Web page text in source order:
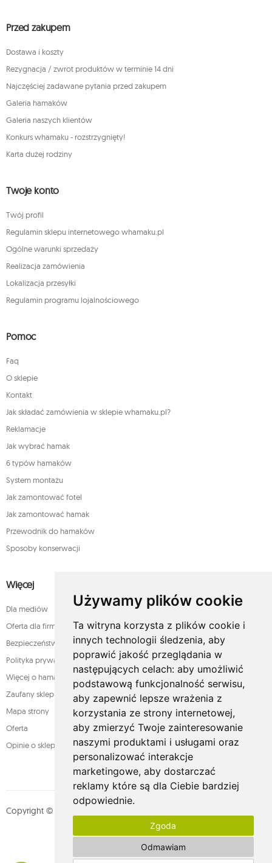
Używamy plików cookie
Ta witryna korzysta z plików cookie i
innych technologii śledzenia, aby
poprawić jakość przeglądania w
następujących celach: aby umożliwić
podstawową funkcjonalność serwisu,
aby zapewnić lepsze wrażenia z
korzystania ze strony internetowej,
aby zmierzyć Twoje zainteresowanie
naszymi produktami i usługami oraz
personalizować interakcje
marketingowe, aby dostarczać
reklamy które są dla Ciebie bardziej
odpowiednie.
Zgoda
Odmawiam
Przed zakupem
Dostawa i koszty
Rezygnacja / zwrot produktów w terminie 14 dni
Najczęściej zadawane pytania przed zakupem
Galeria hamaków
Galeria naszych klientów
Konkurs whamaku - rozstrzygnięty!
Karta dużej rodziny
Twoje konto
Twój profil
Regulamin sklepu internetowego whamaku.pl
Ogólne warunki sprzedaży
Realizacja zamówienia
Lokalizacja przesyłki
Regulamin programu lojalnościowego
Pomoc
Faq
O sklepie
Kontakt
Jak składać zamówienia w sklepie whamaku.pl?
Reklamacje
Jak wybrać hamak
6 typów hamaków
System montażu
Jak zamontować fotel
Jak zamontować hamak
Przewodnik do hamaków
Sposoby konserwacji
Więcej
Dla mediów
Oferta dla firm
Bezpieczeństwo płatności
Polityka prywatności
Więcej o hamakach
Zaufany sklep
Mapa strony
Oferta
Opinie o sklepie
Copyright © whamaku.pl. Wszystkie prawa zastrzeżone. Designed by
MOUTON interactive